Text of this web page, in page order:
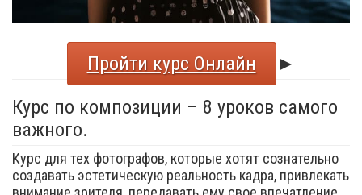
Пройти курс Онлайн
►
Курс по композиции – 8 уроков самого
важного.
Курс для тех фотографов, которые хотят сознательно
создавать эстетическую реальность кадра, привлекать